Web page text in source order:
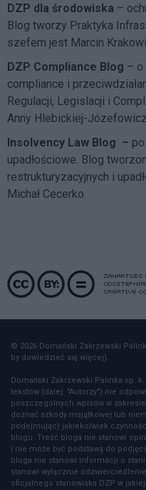
DZP dla środowiska –
Blog tworzy Praktyka
szefem jest Marcin
DZP Compliance Blog – o
compliance i
Regulacji, Legislacji i
Anny Hlebickiej-Józefowicz
Insolvency Law Blog –
upadłościowe. Blog
restrukturyzacyjnych i
Michał Cecerko.
© 2026 Domański Zakrzewski
by dowiedzieć się więcej).
Domański Zakrzewski Palinka sp.
tekstów (dalej: "Autorzy") nie
poszczególnych wpisów w
doznać szkody majątkowej lub
podejmując) jakiekolwiek
blogu. Treść bloga nie stanowi
i nie może być podstawą do
bloga nie stanowi informacji o
stanowi wyłącznie
oficjalnego stanowiska DZP w